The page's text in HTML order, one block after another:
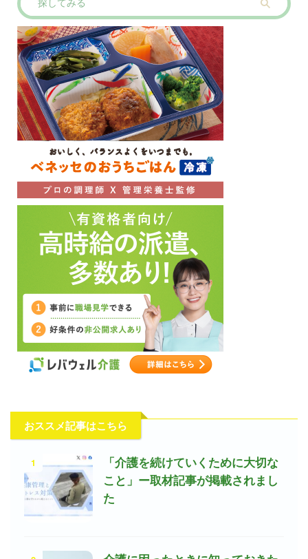
おススメ記事はこちら
1
「介護を続けていくために大切な
こと」ー取材記事が掲載されまし
た